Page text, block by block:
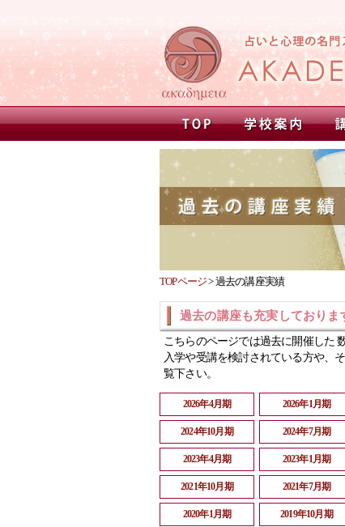
TOPページ>過去の講座実績
過去の講座も充実しておりま
こちらのページでは過去に開催した
入学や受講を検討されている方や、
覧下さい。
2026年4月期 2026年1月期
2024年10月期 2024年7月期
2023年4月期 2023年1月期
2021年10月期 2021年7月期
2020年1月期 2019年10月期